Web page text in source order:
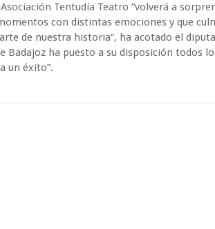
Tentudía Teatro “volverá a
con distintas emociones y que
de nuestra historia”, ha acotado el
Badajoz ha puesto a su disposición todos
un éxito”.